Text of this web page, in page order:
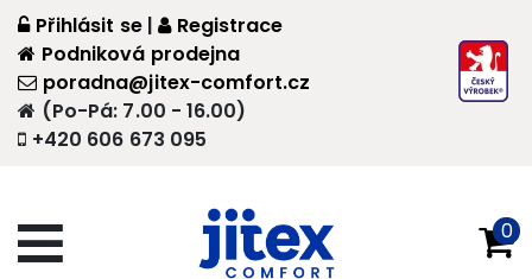
+420 606 673 095
(Po-Pá: 7.00 - 16.00)
poradna@jitex-comfort.cz
Přihlásit se |
Registrace
Podniková prodejna
0